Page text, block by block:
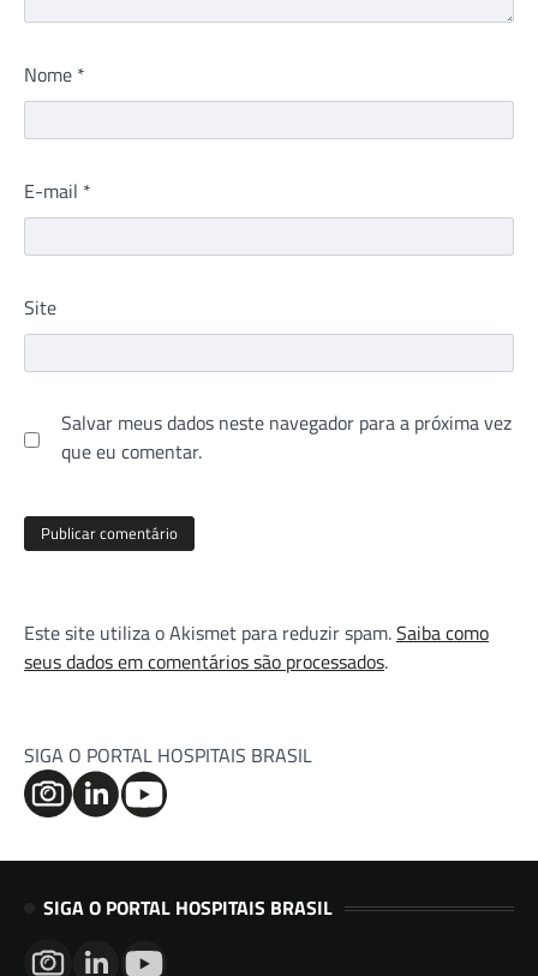
Nome *
E-mail *
Site
Salvar meus dados neste navegador para a próxima vez
que eu comentar.
Este site utiliza o Akismet para reduzir spam.Saiba como
seus dados em comentários são processados.
SIGA O PORTAL HOSPITAIS BRASIL
SIGA O PORTAL HOSPITAIS BRASIL